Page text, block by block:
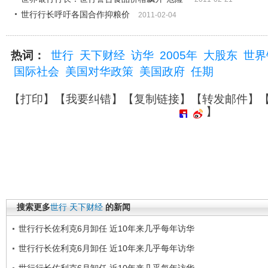
世行行长呼吁各国合作抑粮价 2011-02-04
热词： 世行 天下财经 访华 2005年 大股东 世
国际社会 美国对华政策 美国政府 任期
【打印】【我要纠错】【复制链接】【转发邮件】
】
搜索更多世行 天下财经 的新闻
世行行长佐利克6月卸任 近10年来几乎每年访华
世行行长佐利克6月卸任 近10年来几乎每年访华